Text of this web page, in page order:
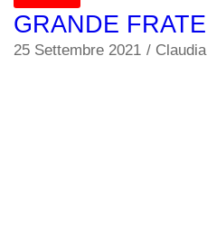
GRANDE
25 Settembre 2021 /